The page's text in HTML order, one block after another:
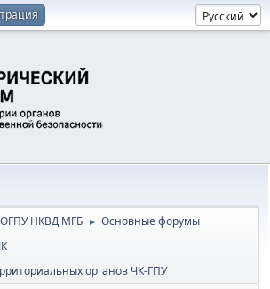
НКВД МГБ ► Основные форумы
органов ЧК-ГПУ